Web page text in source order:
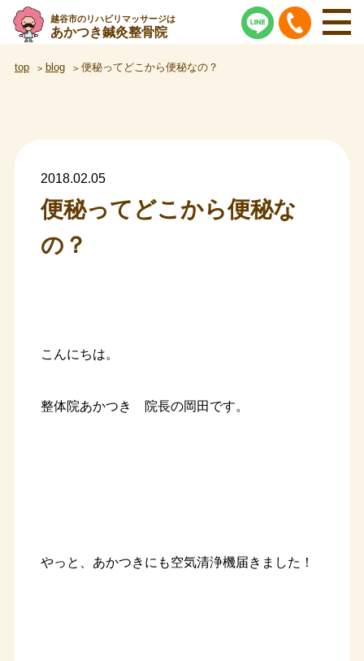
越谷市のリハビリマッサージは
あかつき鍼灸整骨院
top blog 便秘ってどこから便秘なの？
2018.02.05
便秘ってどこから便秘な
の？
こんにちは。
整体院あかつき 院長の岡田です。
やっと、あかつきにも空気清浄機届きました！